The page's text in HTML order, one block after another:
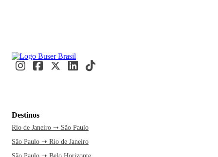
Destinos
Rio de Janeiro ➝ São Paulo
São Paulo ➝ Rio de Janeiro